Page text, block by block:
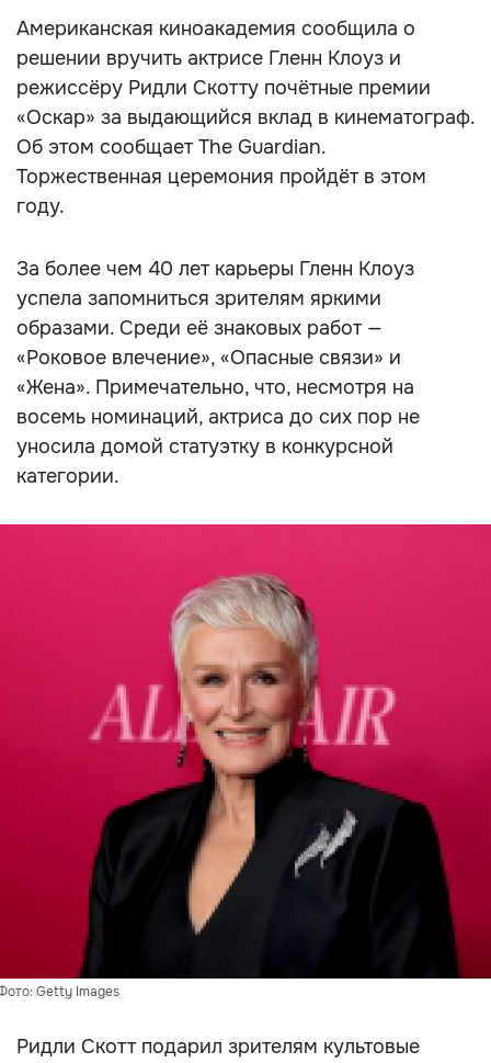
Американская киноакадемия сообщила о
решении вручить актрисе Гленн Клоуз и
режиссёру Ридли Скотту почётные премии
«Оскар» за выдающийся вклад в кинематограф.
Об этом сообщает The Guardian.
Торжественная церемония пройдёт в этом
году.
За более чем 40 лет карьеры Гленн Клоуз
успела запомниться зрителям яркими
образами. Среди её знаковых работ —
«Роковое влечение», «Опасные связи» и
«Жена». Примечательно, что, несмотря на
восемь номинаций, актриса до сих пор не
уносила домой статуэтку в конкурсной
категории.
Getty Images
Ридли Скотт подарил зрителям культовые